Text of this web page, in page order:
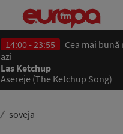
14:00 - 23:55
Cea mai
azi
Las Ketchup
Asereje (The Ketchup Song)
soveja